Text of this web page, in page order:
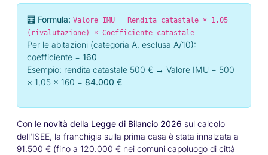
🧮 Formula: Valore IMU = Rendita catastale × 1,05
(rivalutazione) × Coefficiente catastale
Per le abitazioni (categoria A, esclusa A/10):
coefficiente = 160
Esempio: rendita catastale 500 € → Valore IMU = 500
× 1,05 × 160 = 84.000 €
Con le novità della Legge di Bilancio 2026 sul calcolo
dell'ISEE, la franchigia sulla prima casa è stata innalzata a
91.500 € (fino a 120.000 € nei comuni capoluogo di città